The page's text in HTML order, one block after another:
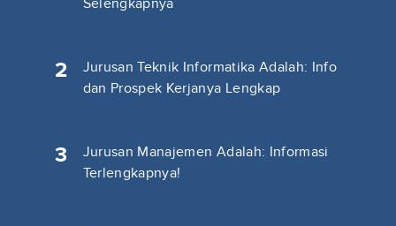
Selengkapnya
2
Jurusan Teknik Informatika Adalah: Info
dan Prospek Kerjanya Lengkap
3
Jurusan Manajemen Adalah: Informasi
Terlengkapnya!